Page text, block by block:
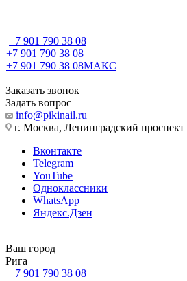
+7 901 790 38 08
+7 901 790 38 08
+7 901 790 38 08МАКС
Заказать звонок
Задать вопрос
info@pikinail.ru
г. Москва, Ленинградский
Вконтакте
Telegram
YouTube
Одноклассники
WhatsApp
Яндекс.Дзен
Ваш город
Рига
+7 901 790 38 08